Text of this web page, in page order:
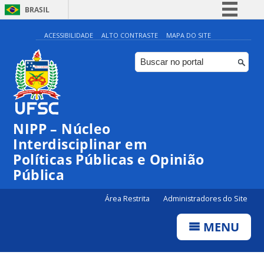
BRASIL
Simplifique!
Comunica BR
Participe
ACESSIBILIDADE ALTO CONTRASTE MAPA DO SITE
NIPP – Núcleo
Interdisciplinar em
Políticas Públicas e Opinião
Pública
Área Restrita Administradores do Site
MENU